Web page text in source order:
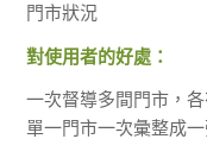
門市狀況
對使用者的好處：
一次督導多間門市，
單一門市一次彙整成